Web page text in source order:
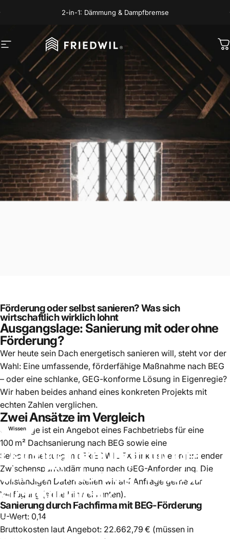
2-in-1: Dämmung & Dampfbremse
Seitennavigation
FRIEDWIL
Wissen
Dachdämmungmitoder
ohneFörderung–waslohnt
sichwirklich?
Juli 03, 2025
Förderung oder selbst sanieren? Was sich
wirtschaftlich wirklich lohnt
Ausgangslage: Sanierung mit oder ohne
Förderung?
Wer heute sein Dach energetisch sanieren will, steht vor der
Wahl: Eine umfassende, förderfähige Maßnahme nach BEG
– oder eine schlanke, GEG-konforme Lösung in Eigenregie?
Wir haben beides anhand eines konkreten Projekts mit
echten Zahlen verglichen.
Zwei Ansätze im Vergleich
Grundlage ist ein Angebot eines Fachbetriebs für eine
100 m² Dachsanierung nach BEG sowie eine
Selbstumsetzung mit FRIEDWIL FX5 inklusive ergänzender
Zwischensparrendämmung nach GEG-Anforderung. Die
vollständigen Daten stellen wir auf Anfrage gerne zur
Verfügung (siehe Hinweis unten).
Sanierung durch Fachfirma mit BEG-Förderung
U-Wert: 0,14
Bruttokosten laut Angebot: 22.662,79 € (müssen in